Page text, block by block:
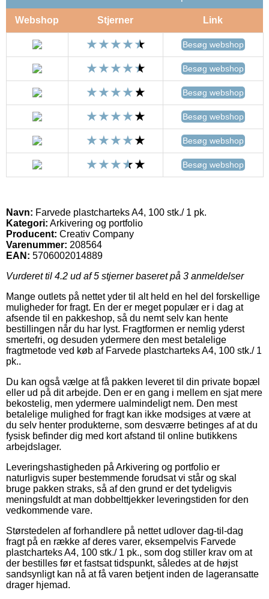
Webshop Stjerner Link
Besøg webshop
Besøg webshop
Besøg webshop
Besøg webshop
Besøg webshop
Besøg webshop
Navn: Farvede plastcharteks A4, 100 stk./ 1 pk.
Kategori: Arkivering og portfolio
Producent: Creativ Company
Varenummer: 208564
EAN: 5706002014889
Vurderet til 4.2 ud af 5 stjerner baseret på 3 anmeldelser
Mange outlets på nettet yder til alt held en hel del forskellige
muligheder for fragt. En der er meget populær er i dag at
afsende til en pakkeshop, så du nemt selv kan hente
bestillingen når du har lyst. Fragtformen er nemlig yderst
smertefri, og desuden ydermere den mest betalelige
fragtmetode ved køb af Farvede plastcharteks A4, 100 stk./ 1
pk..
Du kan også vælge at få pakken leveret til din private bopæl
eller ud på dit arbejde. Den er en gang i mellem en sjat mere
bekostelig, men ydermere ualmindeligt nem. Den mest
betalelige mulighed for fragt kan ikke modsiges at være at
du selv henter produkterne, som desværre betinges af at du
fysisk befinder dig med kort afstand til online butikkens
arbejdslager.
Leveringshastigheden på Arkivering og portfolio er
naturligvis super bestemmende forudsat vi står og skal
bruge pakken straks, så af den grund er det tydeligvis
meningsfuldt at man dobbelttjekker leveringstiden for den
vedkommende vare.
Størstedelen af forhandlere på nettet udlover dag-til-dag
fragt på en række af deres varer, eksempelvis Farvede
plastcharteks A4, 100 stk./ 1 pk., som dog stiller krav om at
der bestilles før et fastsat tidspunkt, således at de højst
sandsynligt kan nå at få varen betjent inden de lageransatte
drager hjemad.